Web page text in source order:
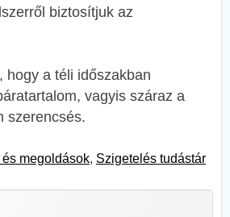
biztosítjuk az
hogy a téli időszakban
vagyis száraz a
szerencsés.
megoldások, Szigetelés tudástár